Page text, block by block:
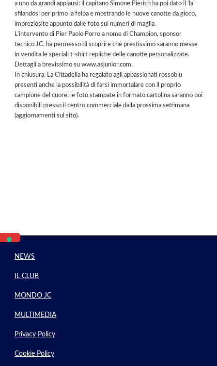
a uno da grandi applausi: il capitano Simone Pierich ha poi dato il ‘la’
sfilandosi per primo la felpa e mostrando le nuove canotte da gioco,
impreziosite appunto dalle foto sui numeri di maglia.
L’intervento di Pier Paolo Porro a nome di Champion, sponsor
tecnico JC, ha permesso di scoprire che prestissimo saranno messe
in vendita le speciali t-shirt repliche delle canotte personalizzate.
Dettagli a brevissimo su www.asjunior.com.
In chiusura,
La Cittadella ha regalato agli appassionati rossoblu
presenti anche la possibilità di farsi immortalare con il proprio
campione del cuore: le foto stampate in formato cartolina saranno poi
disponibili presso il centro commerciale dalla prossima settimana
(aggiornamenti sul sito).
NEWS
IL CLUB
MONDO JC
MULTIMEDIA
Privacy Policy
Cookie Policy